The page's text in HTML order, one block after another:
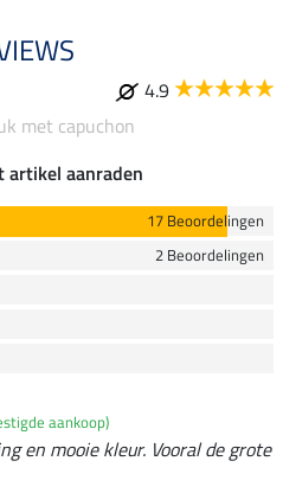
4.9
met capuchon
artikel aanraden
17 Beoordelingen
2 Beoordelingen
aankoop)
en mooie kleur. Vooral de grote